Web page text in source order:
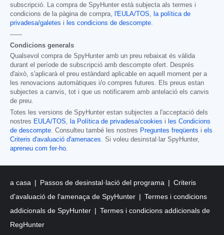
subscripció. La compra de SpyHunter està subjecta als termes i
condicions de la pàgina de compra, l'EULA/TOS, la política de
privadesa/galetes i les condicions de descompte.
------
Condicions generals
Qualsevol compra de SpyHunter amb un preu rebaixat és vàlida
durant el període de subscripció amb descompte ofert. Després
d'això, s'aplicarà el preu estàndard aplicable en aquell moment per a
les renovacions automàtiques i/o compres futures. Els preus estan
subjectes a canvis, tot i que us notificarem amb antelació els canvis
de preu.
Totes les versions de SpyHunter estan subjectes a l'acceptació dels
nostres EULA/TOS, la Política de privadesa/cookies i les Condicions
de descompte. Consulteu també les nostres Preguntes freqüents i els
Criteris d'avaluació d'amenaces. Si voleu desinstal·lar SpyHunter,
apreneu com fer-ho.
a casa Passos de desinstal·lació del programa
Criteris
d'avaluació de l'amenaça de SpyHunter
Termes i condicions
addicionals de SpyHunter
Termes i condicions addicionals de
RegHunter